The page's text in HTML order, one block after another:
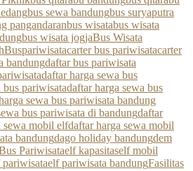
bus sewa bandungbus suryaputra
pangandaranbus wisatabus wisata
bus wisata jogjaBus Wisata
Buspariwisatacarter bus pariwisatacarter
bandungdaftar bus pariwisata
daftar harga sewa bus
bus pariwisatadaftar harga sewa bus
sewa bus pariwisata bandung
bus pariwisata di bandungdaftar
sewa mobil elfdaftar harga sewa mobil
bandungdago holiday bandungdem
Pariwisataelf kapasitaself mobil
pariwisataelf pariwisata bandungFasilitas